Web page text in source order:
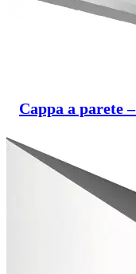
Cappa a parete